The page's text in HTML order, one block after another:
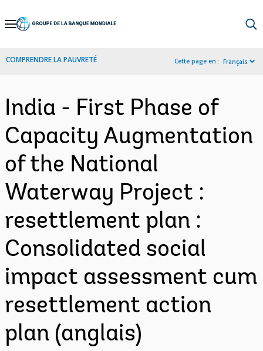
Skip
Navigation
COMPRENDRE LA PAUVRETÉ Cette page en : Français
India - First Phase of
Capacity Augmentation
of the National
Waterway Project :
resettlement plan :
Consolidated social
impact assessment cum
resettlement action
plan (anglais)